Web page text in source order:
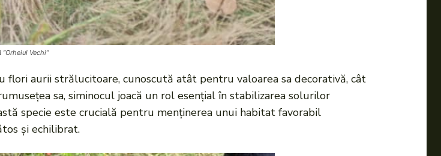
Vechi”
flori aurii strălucitoare, cunoscută atât pentru valoarea sa decorativă, cât
sa, siminocul joacă un rol esențial în stabilizarea solurilor
specie este crucială pentru menținerea unui habitat favorabil
și echilibrat.